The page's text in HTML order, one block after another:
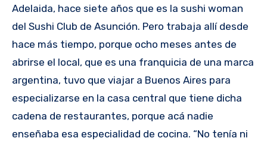
Adelaida, hace siete años que es la sushi woman
del Sushi Club de Asunción. Pero trabaja allí desde
hace más tiempo, porque ocho meses antes de
abrirse el local, que es una franquicia de una marca
argentina, tuvo que viajar a Buenos Aires para
especializarse en la casa central que tiene dicha
cadena de restaurantes, porque acá nadie
enseñaba esa especialidad de cocina. “No tenía ni